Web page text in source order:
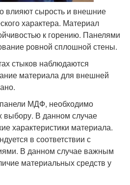
влияют сырость и внешние
характера. Материал
к горению. Панелями
ровной сплошной стены.
стыков наблюдаются
материала для внешней
МДФ, необходимо
выбору. В данном случае
характеристики материала.
в соответствии с
В данном случае важным
материальных средств у